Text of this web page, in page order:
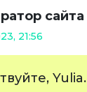
сайта
21:56
Yulia.